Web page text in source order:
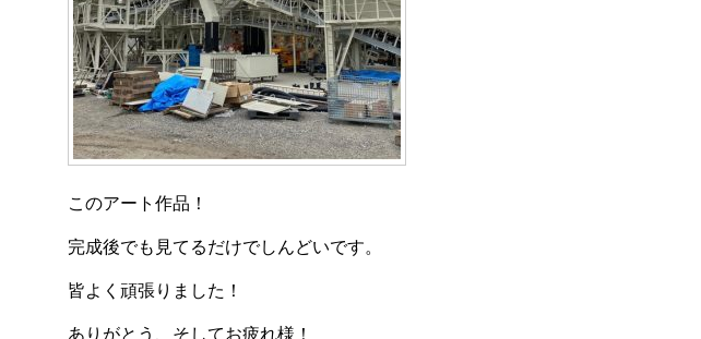
このアート作品！
完成後でも見てるだけでしんどいです。
皆よく頑張りました！
ありがとう、そしてお疲れ様！